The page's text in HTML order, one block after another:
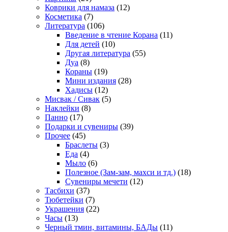
Коврики для намаза (12)
Косметика (7)
Литература (106)
Введение в чтение Корана (11)
Для детей (10)
Другая литература (55)
Дуа (8)
Кораны (19)
Мини издания (28)
Хадисы (12)
Мисвак / Сивак (5)
Наклейки (8)
Панно (17)
Подарки и сувениры (39)
Прочее (45)
Браслеты (3)
Еда (4)
Мыло (6)
Полезное (Зам-зам, махси и тд.) (18)
Сувениры мечети (12)
Тасбихи (37)
Тюбетейки (7)
Украшения (22)
Часы (13)
Черный тмин, витамины, БАДы (11)